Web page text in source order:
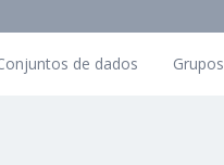
de dados Grupos